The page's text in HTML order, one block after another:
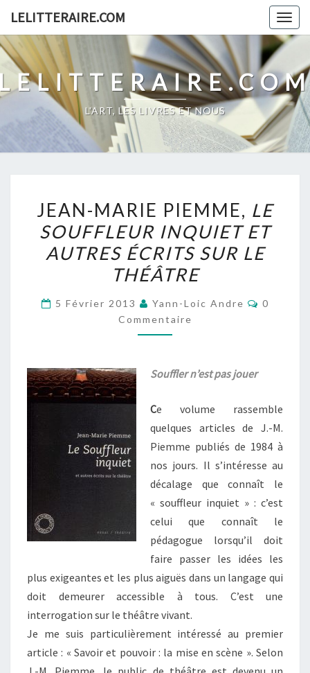
content
LELITTERAIRE.COM
L'ART, LES LIVRES ET NOUS
MARIE
PIEMME,
LE
SOUFFLEUR
ET
AUTRES
LE
JEAN-MARIE PIEMME, LE
SOUFFLEUR INQUIET ET
AUTRES ÉCRITS SUR LE
THÉÂTRE
5 Février 2013 Yann-Loic Andre
0
Commentaire
Souffler n’est pas jouer
Ce volume rassemble
quelques articles de J.-M.
Piemme publiés de 1984 à
nos jours. Il s’intéresse au
décalage que connaît le
« souffleur inquiet » : c’est
celui que connaît le
pédagogue lorsqu’il doit
faire passer les idées les
plus exigeantes et les plus aiguës dans un langage qui
doit demeurer accessible à tous. C’est une
interrogation sur le théâtre vivant.
Je me suis particulièrement intéressé au premier
article : « Savoir et pouvoir : la mise en scène ». Selon